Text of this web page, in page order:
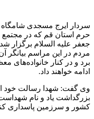
سردار ایرج مسجدی شامگاه
حرم استان قم که در مجتمع
جعفر علیه السلام برگزار
مردم در این مراسم بیانگر
برد و در کنار خانواده‌های
ادامه خواهند داد.
وی گفت: شهدا رسالت خود
بزرگداشت یاد و نام شهداست
کشور و سرزمین پاسداری